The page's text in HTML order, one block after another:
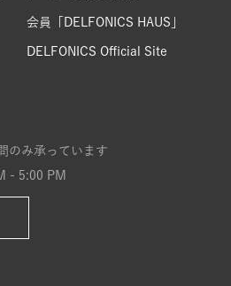
会員「DELFONICS HAUS」
DELFONICS Official Site
のみ承っています
- 5:00 PM